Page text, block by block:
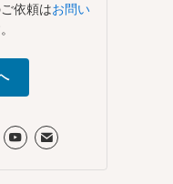
依頼はお問い